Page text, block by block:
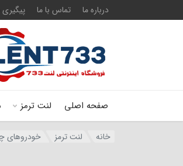
درباره ما تماس با ما
صفحه اصلی لنت ترمز
خانه لنت ترمز خودروهای